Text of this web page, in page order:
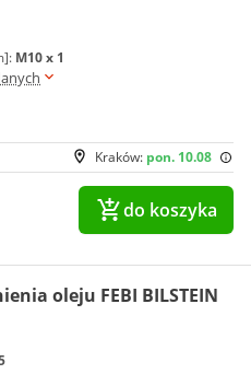
M10 x 1
Kraków: pon. 10.08
do koszyka
oleju FEBI BILSTEIN